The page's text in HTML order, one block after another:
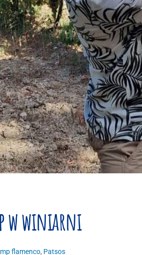
w winiarni
flamenco, Patsos